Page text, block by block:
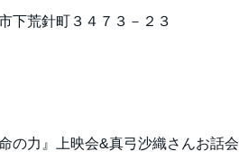
下荒針町３４７３－２３
の力』上映会&真弓沙織さんお話会